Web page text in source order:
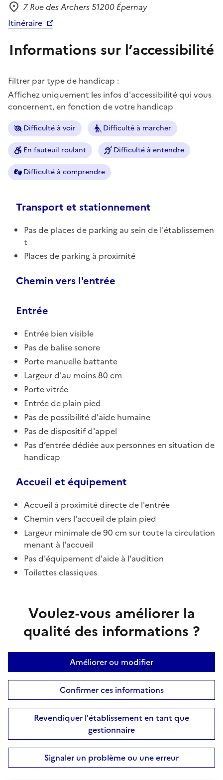
Adresse
7 Rue des Archers 51200 Épernay
Itinéraire
Informations sur l’accessibilité
Filtrer par type de handicap :
Affichez uniquement les infos d'accessibilité qui vous
concernent, en fonction de votre handicap
Difficulté à voir Difficulté à marcher
En fauteuil roulant Difficulté à entendre
Difficulté à comprendre
Transport et stationnement
Pas de places de parking au sein de l'établissemen
t
Places de parking à proximité
Chemin vers l'entrée
Entrée
Entrée bien visible
Pas de balise sonore
Porte manuelle battante
Largeur d'au moins 80 cm
Porte vitrée
Entrée de plain pied
Pas de possibilité d'aide humaine
Pas de dispositif d'appel
Pas d’entrée dédiée aux personnes en situation de
handicap
Accueil et équipement
Accueil à proximité directe de l'entrée
Chemin vers l'accueil de plain pied
Largeur minimale de 90 cm sur toute la circulation
menant à l'accueil
Pas d'équipement d'aide à l'audition
Toilettes classiques
Voulez-vous améliorer la
qualité des informations ?
Améliorer ou modifier
Confirmer ces informations
Revendiquer l'établissement en tant que
gestionnaire
Signaler un problème ou une erreur